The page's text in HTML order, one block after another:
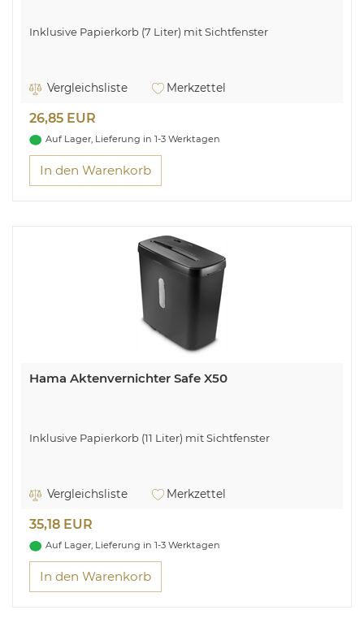
Inklusive Papierkorb (7 Liter) mit Sichtfenster
Vergleichsliste Merkzettel
26,85 EUR
Auf Lager, Lieferung in 1-3 Werktagen
In den Warenkorb
Hama Aktenvernichter Safe X50
Inklusive Papierkorb (11 Liter) mit Sichtfenster
Vergleichsliste Merkzettel
35,18 EUR
Auf Lager, Lieferung in 1-3 Werktagen
In den Warenkorb